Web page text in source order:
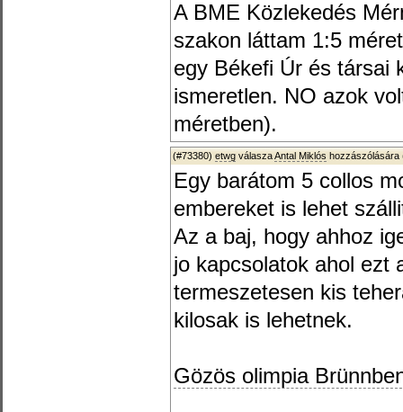
A BME Közlekedés
szakon láttam 1:5
egy Békefi Úr és társai
ismeretlen. NO azok
méretben).
(#73380) etwg válaszaAntal Miklós hozzászólására
Egy barátom 5 collos
embereket is lehet
Az a baj, hogy ahhoz
jo kapcsolatok ahol ezt
termeszetesen kis
kilosak is lehetnek.
Gözös olimpia